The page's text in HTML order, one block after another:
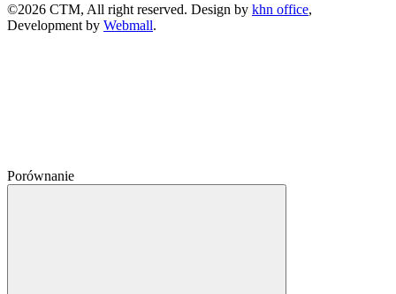
©2026 CTM, All right reserved. Design by khn office,
Development by Webmall.
Porównanie